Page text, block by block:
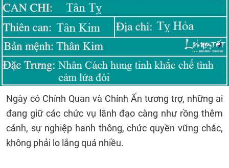
Ngày có Chính Quan và Chính Ấn tương trợ, những ai
đang giữ các chức vụ lãnh đạo càng như rồng thêm
cánh, sự nghiệp hanh thông, chức quyền vững chắc,
không phải lo lắng quá nhiều.